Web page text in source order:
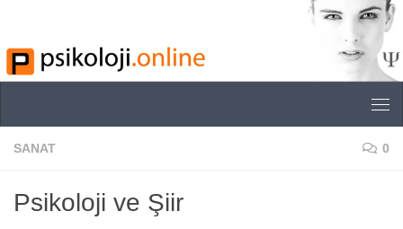
SANAT 0
Psikoloji ve Şiir